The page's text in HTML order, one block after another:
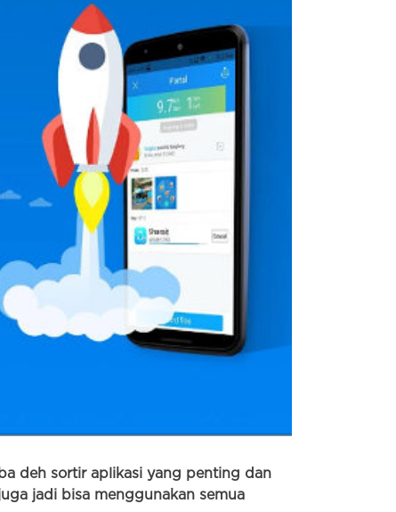
deh sortir aplikasi yang penting dan
jadi bisa menggunakan semua